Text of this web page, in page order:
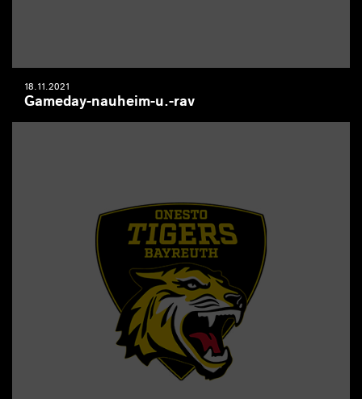
18.11.2021
Gameday-nauheim-u.-rav